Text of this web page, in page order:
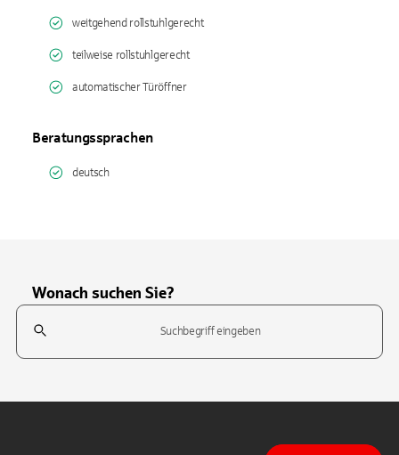
weitgehend rollstuhlgerecht
teilweise rollstuhlgerecht
automatischer Türöffner
Beratungssprachen
deutsch
Wonach suchen Sie?
Suchfeld